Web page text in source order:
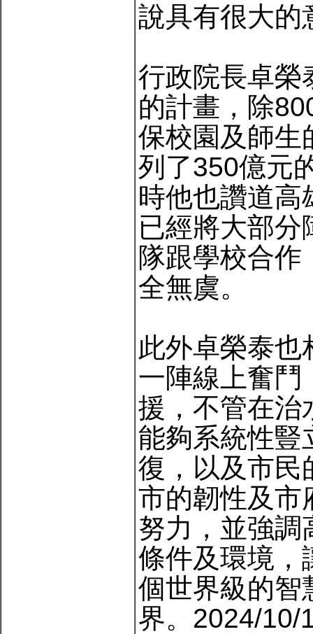
說具有很大的
行政院長卓榮
的計畫，除
保校園及師生
列了350億元
時他也讚道高
已經將大部分
隊跟學校合
全無虞。
此外卓榮泰也
一陣線上奮鬥
援，不管在治
能夠系統性豎
復，以及市民
市的韌性及市
努力，並強調
條件及環境，
個世界級的智
界。2024/10/